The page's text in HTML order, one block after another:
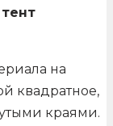
тент
на
квадратное,
краями.